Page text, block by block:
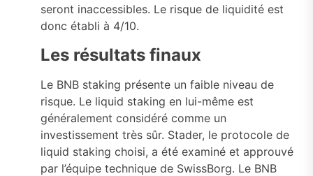
seront inaccessibles. Le risque de liquidité est
donc établi à 4/10.
Les résultats finaux
Le BNB staking présente un faible niveau de
risque. Le liquid staking en lui-même est
généralement considéré comme un
investissement très sûr. Stader, le protocole de
liquid staking choisi, a été examiné et approuvé
par l’équipe technique de SwissBorg. Le BNB